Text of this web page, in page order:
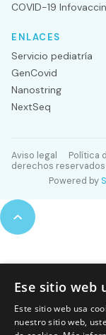
COVID-19
ENLACES
Servicio pediatría
GenCovid
Nanostring
NextSeq
Aviso legal Política
derechos reservados
Powered by
Ese sitio web
Este sitio web usa
nuestro sitio web,